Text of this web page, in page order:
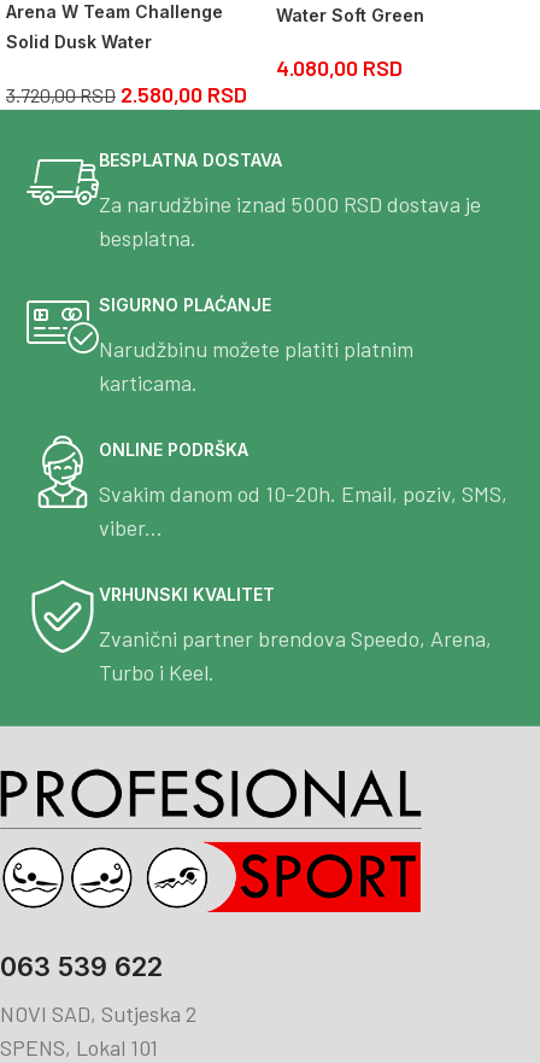
Arena W Team Challenge
Solid Dusk Water
3.720,00RSD 2.580,00 RSD
Water Soft Green
4.080,00 RSD
BESPLATNA DOSTAVA
Za narudžbine iznad 5000 RSD dostava je
besplatna.
SIGURNO PLAĆANJE
Narudžbinu možete platiti platnim
karticama.
ONLINE PODRŠKA
Svakim danom od 10-20h. Email, poziv, SMS,
viber...
VRHUNSKI KVALITET
Zvanični partner brendova Speedo, Arena,
Turbo i Keel.
063 539 622
NOVI SAD, Sutjeska 2
SPENS, Lokal 101